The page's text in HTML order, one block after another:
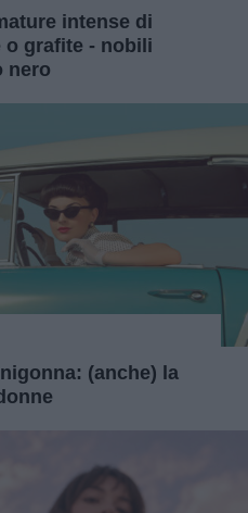
intense di
grafite - nobili
nero
(anche) la